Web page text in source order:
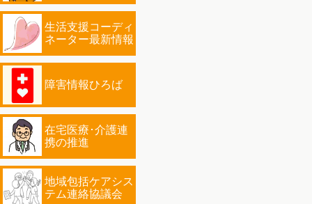
生活支援コーディ
ネーター最新情報
障害情報ひろば
在宅医療･介護連
携の推進
地域包括ケアシス
テム連絡協議会